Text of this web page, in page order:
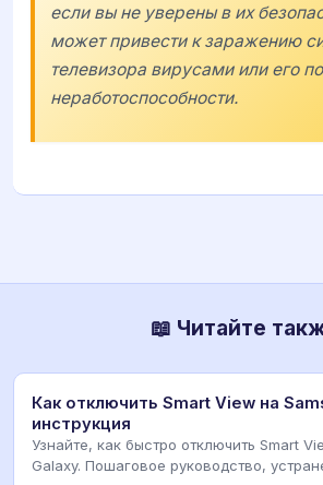
если вы не уверены в их
может привести к заражению
телевизора вирусами или его
неработоспособности.
📖 Читайте
Как отключить Smart View на
инструкция
Узнайте, как быстро отключить Smart
Galaxy. Пошаговое руководство,